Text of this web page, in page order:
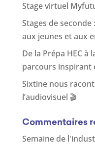
Stage virtuel
Stages de
aux jeunes et aux
De la Prépa HEC à
parcours inspirant
Sixtine nous
l’audiovisuel 🎬
Commentaires
Semaine de